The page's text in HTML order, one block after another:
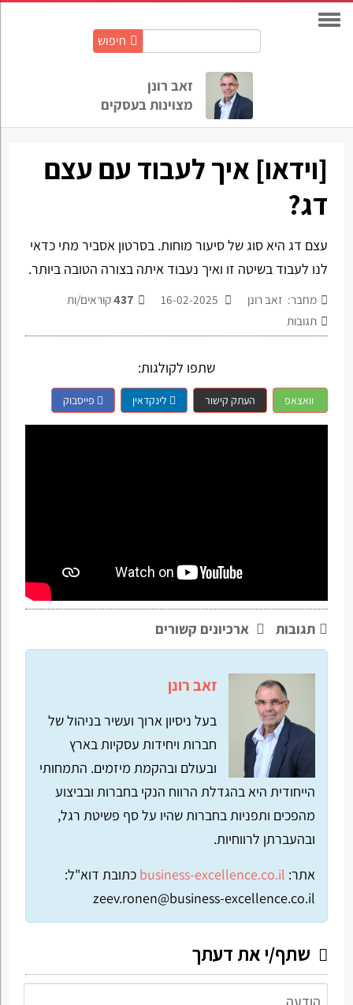
חיפוש
זאב רונן
מצוינות בעסקים
[וידאו] איך לעבוד עם עצם
דג?
עצם דג היא סוג של סיעור מוחות. בסרטון אסביר מתי כדאי
לנו לעבוד בשיטה זו ואיך נעבוד איתה בצורה הטובה ביותר.
מחבר: זאב רונן 437קוראים/ות
תגובות
שתפו לקולגות:
וואצאפ העתק קישור לינקדאין פייסבוק
תגובות ארכיונים קשורים
זאב רונן
בעל ניסיון ארוך ועשיר בניהול של
חברות ויחידות עסקיות בארץ
ובעולם ובהקמת מיזמים. התמחותי
הייחודית היא בהגדלת הרווח הנקי בחברות ובביצוע
מהפכים ותפניות בחברות שהיו על סף פשיטת רגל,
ובהעברתן לרווחיות.
אתר: business-excellence.co.il כתובת דוא"ל:
zeev.ronen@business-excellence.co.il
שתף/י את דעתך